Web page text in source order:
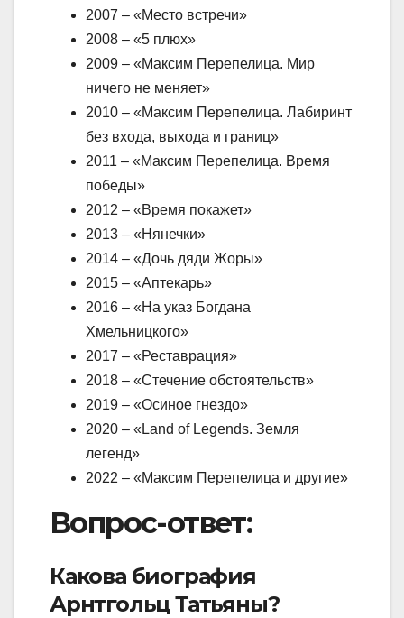
2007 – «Место встречи»
2008 – «5 плюх»
2009 – «Максим Перепелица. Мир
ничего не меняет»
2010 – «Максим Перепелица. Лабиринт
без входа, выхода и границ»
2011 – «Максим Перепелица. Время
победы»
2012 – «Время покажет»
2013 – «Нянечки»
2014 – «Дочь дяди Жоры»
2015 – «Аптекарь»
2016 – «На указ Богдана
Хмельницкого»
2017 – «Реставрация»
2018 – «Стечение обстоятельств»
2019 – «Осиное гнездо»
2020 – «Land of Legends. Земля
легенд»
2022 – «Максим Перепелица и другие»
Вопрос-ответ:
Какова биография
Арнтгольц Татьяны?